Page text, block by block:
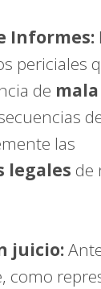
Informes:
periciales
de
las
legales de
juicio:
como